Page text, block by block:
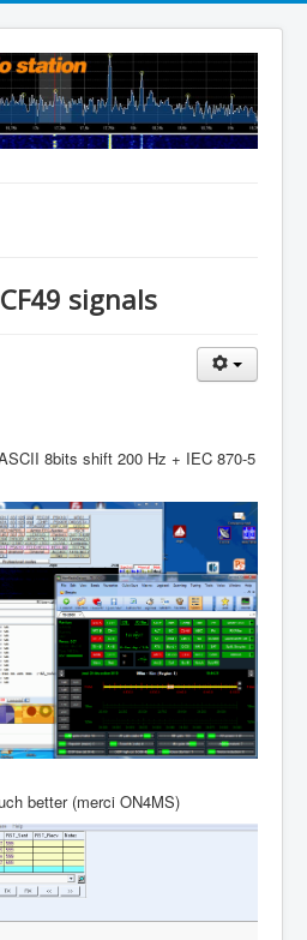
signals
8bits shift 200 Hz + IEC 870-5
better (merci ON4MS)